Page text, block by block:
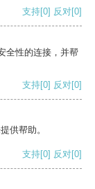
支持[0] 反对[0]
全性的连接，并帮
支持[0] 反对[0]
供帮助。
支持[0] 反对[0]